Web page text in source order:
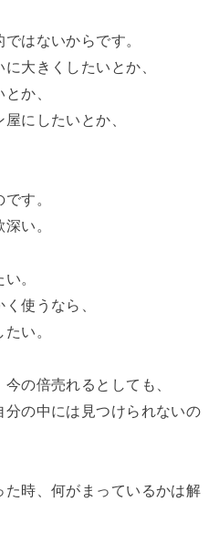
はないからです。
大きくしたいとか、
か、
にしたいとか、
す。
い。
。
使うなら、
い。
の倍売れるとしても、
の中には見つけられないの
時、何がまっているかは解